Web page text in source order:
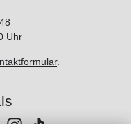
Uhr
.